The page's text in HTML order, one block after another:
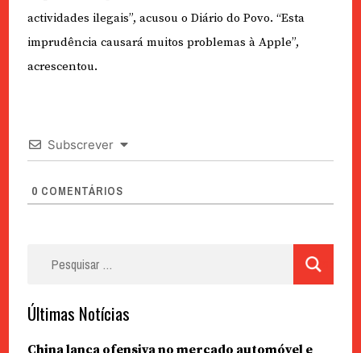
actividades ilegais”, acusou o Diário do Povo. “Esta
imprudência causará muitos problemas à Apple”,
acrescentou.
Subscrever
0 COMENTÁRIOS
Últimas Notícias